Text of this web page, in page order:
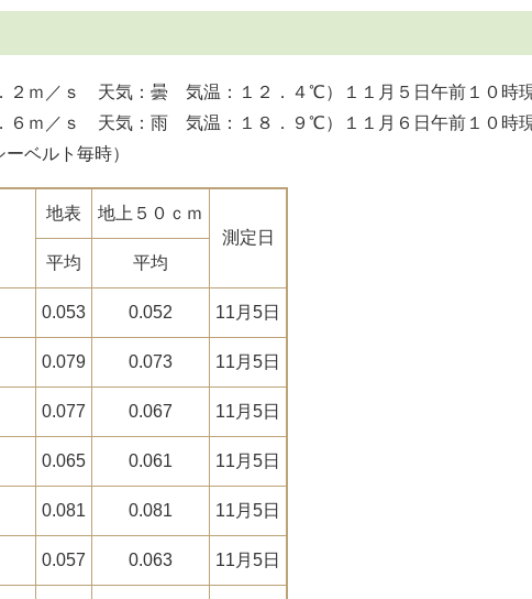
２ｍ／ｓ 天気：曇 気温：１２．４℃）１１月５日午前１０時
６ｍ／ｓ 天気：雨 気温：１８．９℃）１１月６日午前１０時
ベルト毎時）
地表
地上５０ｃｍ
測定日
平均
平均
0.053 0.052 11月5日
0.079 0.073 11月5日
0.077 0.067 11月5日
0.065 0.061 11月5日
0.081 0.081 11月5日
0.057 0.063 11月5日